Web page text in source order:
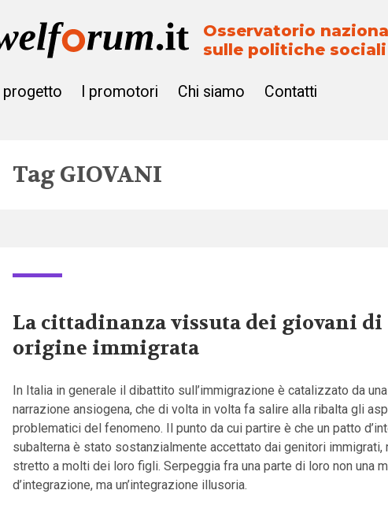
Osservatorio
sulle politiche sociali
Il progetto I promotori Chi siamo Contatti
TagGIOVANI
La cittadinanza vissuta dei giovani di
origine immigrata
In Italia in generale il dibattito sull’immigrazione è catalizzato da una
narrazione ansiogena, che di volta in volta fa salire alla ribalta gli
problematici del fenomeno. Il punto da cui partire è che un patto
subalterna è stato sostanzialmente accettato dai genitori immigrati,
stretto a molti dei loro figli. Serpeggia fra una parte di loro non una
d’integrazione, ma un’integrazione illusoria.